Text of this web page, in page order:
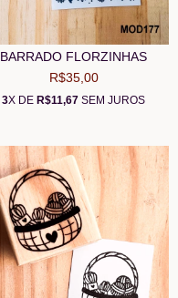
BARRADO FLORZINHAS
R$35,00
3X DE R$11,67 SEM JUROS